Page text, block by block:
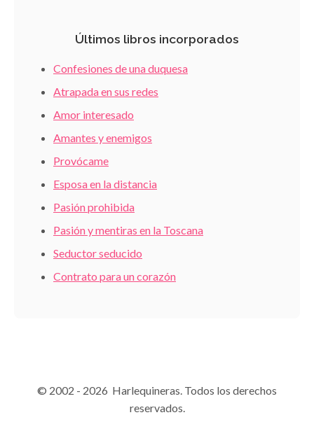
Últimos libros incorporados
Confesiones de una duquesa
Atrapada en sus redes
Amor interesado
Amantes y enemigos
Provócame
Esposa en la distancia
Pasión prohibida
Pasión y mentiras en la Toscana
Seductor seducido
Contrato para un corazón
© 2002 - 2026 Harlequineras. Todos los derechos
reservados.